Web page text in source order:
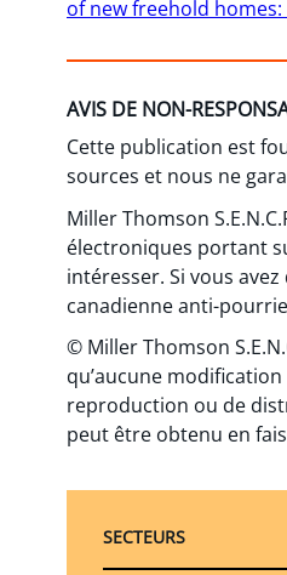
of new freehold
AVIS DE NON-
Cette publication est
sources et nous ne
Miller Thomson
électroniques portant
intéresser. Si vous
canadienne anti-
© Miller Thomson
qu’aucune
reproduction ou de
peut être obtenu en
SECTEURS